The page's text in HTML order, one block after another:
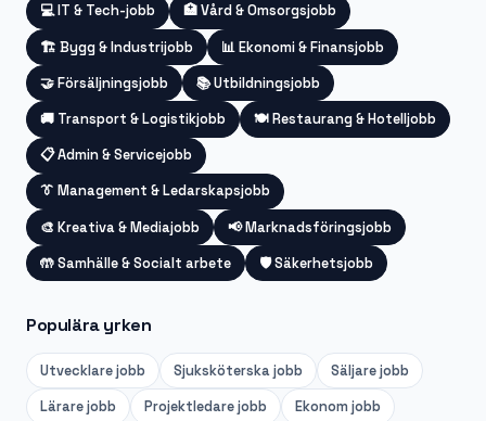
💻IT & Tech-jobb 🏥Vård & Omsorgsjobb
🏗️ Bygg & Industrijobb 📊Ekonomi & Finansjobb
🤝Försäljningsjobb 📚Utbildningsjobb
🚚 Transport & Logistikjobb 🍽️Restaurang & Hotelljobb
📋Admin & Servicejobb
👔 Management & Ledarskapsjobb
🎨 Kreativa & Mediajobb 📢Marknadsföringsjobb
🤲Samhälle & Socialt arbete 🛡️Säkerhetsjobb
Populära yrken
Utvecklarejobb Sjuksköterskajobb Säljarejobb
Lärarejobb Projektledarejobb Ekonom jobb